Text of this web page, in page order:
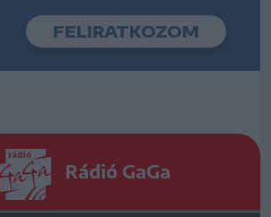
Rádió GaGa